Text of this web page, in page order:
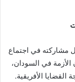
مشاركته في اجتماع
في السودان،
الأفريقية.